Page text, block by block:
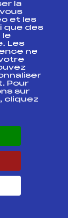
FFS
FFS
FFS
FFS
la
et les
que des
le
Les
ne
Pour
sur
cliquez